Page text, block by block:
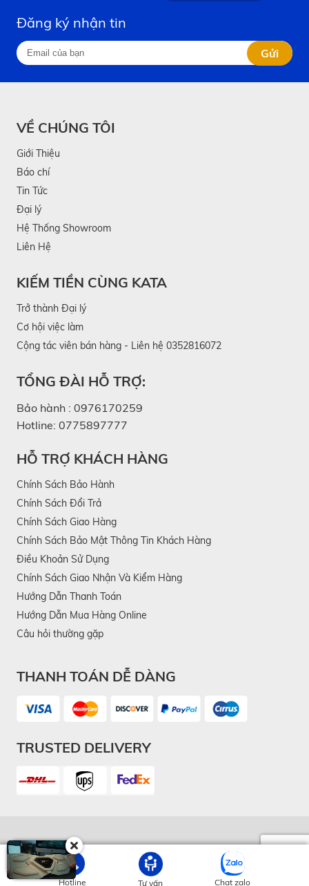
Đăng ký nhận tin
Gửi
VỀ CHÚNG TÔI
Giới Thiệu
Báo chí
Tin Tức
Đại lý
Hệ Thống Showroom
Liên Hệ
KIẾM TIỀN CÙNG KATA
Trở thành Đại lý
Cơ hội việc làm
Cộng tác viên bán hàng - Liên hệ 0352816072
TỔNG ĐÀI HỖ TRỢ:
Bảo hành : 0976170259
Hotline: 0775897777
HỖ TRỢ KHÁCH HÀNG
Chính Sách Bảo Hành
Chính Sách Đổi Trả
Chính Sách Giao Hàng
Chính Sách Bảo Mật Thông Tin Khách Hàng
Điều Khoản Sử Dụng
Chính Sách Giao Nhận Và Kiểm Hàng
Hướng Dẫn Thanh Toán
Hướng Dẫn Mua Hàng Online
Câu hỏi thường gặp
THANH TOÁN DỄ DÀNG
TRUSTED DELIVERY
TẢI ỨNG DỤNG
Hotline Tư vấn Chat zalo